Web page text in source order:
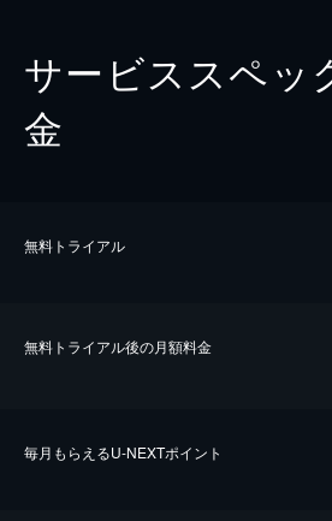
サービススペッ
金
無料トライアル
無料トライアル後の⽉額料金
毎⽉もらえるU-NEXTポイント